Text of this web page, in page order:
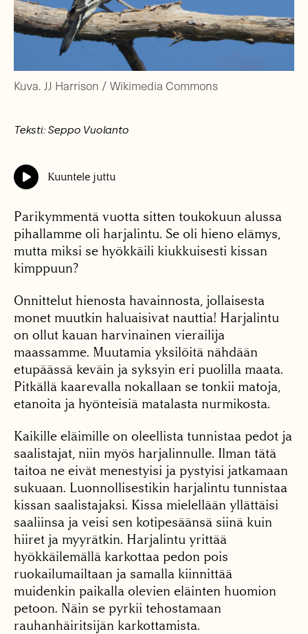
Kuva. JJ Harrison / Wikimedia Commons
Teksti: Seppo Vuolanto
Kuuntele juttu
Parikymmentä vuotta sitten toukokuun alussa
pihallamme oli harjalintu. Se oli hieno elämys,
mutta miksi se hyökkäili kiukkuisesti kissan
kimppuun?
Onnittelut hienosta havainnosta, jollaisesta
monet muutkin haluaisivat nauttia! Harjalintu
on ollut kauan harvinainen vierailija
maassamme. Muutamia yksilöitä nähdään
etupäässä keväin ja syksyin eri puolilla maata.
Pitkällä kaarevalla nokallaan se tonkii matoja,
etanoita ja hyönteisiä matalasta nurmikosta.
Kaikille eläimille on oleellista tunnistaa pedot ja
saalistajat, niin myös harjalinnulle. Ilman tätä
taitoa ne eivät menestyisi ja pystyisi jatkamaan
sukuaan. Luonnollisestikin harjalintu tunnistaa
kissan saalistajaksi. Kissa mielellään yllättäisi
saaliinsa ja veisi sen kotipesäänsä siinä kuin
hiiret ja myyrätkin. Harjalintu yrittää
hyökkäilemällä karkottaa pedon pois
ruokailumailtaan ja samalla kiinnittää
muidenkin paikalla olevien eläinten huomion
petoon. Näin se pyrkii tehostamaan
rauhanhäiritsijän karkottamista.